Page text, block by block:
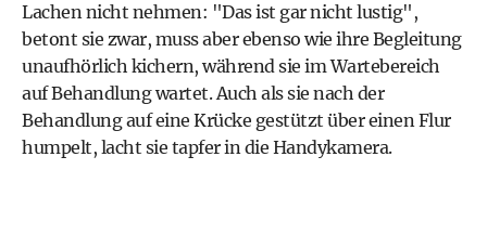
Lachen nicht nehmen: "Das ist gar nicht lustig",
betont sie zwar, muss aber ebenso wie ihre Begleitung
unaufhörlich kichern, während sie im Wartebereich
auf Behandlung wartet. Auch als sie nach der
Behandlung auf eine Krücke gestützt über einen Flur
humpelt, lacht sie tapfer in die Handykamera.